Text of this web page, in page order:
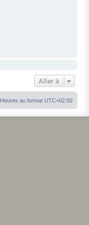
Aller à
Heures au format UTC+02:00